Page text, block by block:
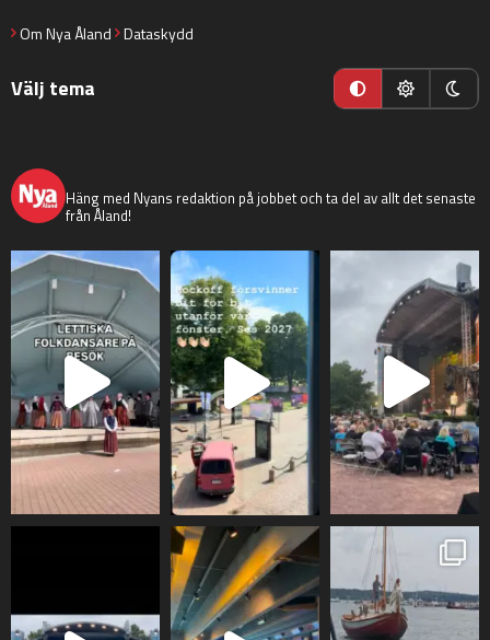
Om Nya Åland Dataskydd
Välj tema
Häng med Nyans redaktion på jobbet och ta del av allt det senaste
från Åland!